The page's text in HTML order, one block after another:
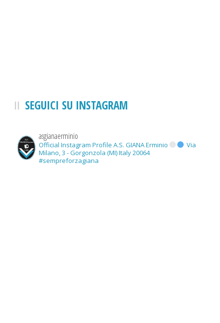
SEGUICI SU INSTAGRAM
asgianaerminio
Official Instagram Profile A.S. GIANA Erminio
Via
Milano, 3 - Gorgonzola (MI) Italy 20064
#sempreforzagiana